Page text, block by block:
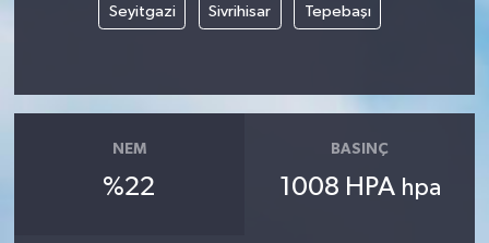
Seyitgazi Sivrihisar Tepebaşı
NEM
%22
BASINÇ
1008 HPA hpa